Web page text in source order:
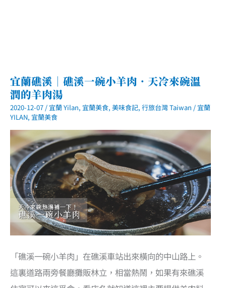
宜蘭礁溪｜礁溪一碗小羊肉．天冷來碗溫
潤的羊肉湯
2020-12-07 / 宜蘭 Yilan, 宜蘭美食, 美味食記, 行旅台灣 Taiwan / 宜蘭
YILAN, 宜蘭美食
「礁溪一碗小羊肉」在礁溪車站出來橫向的中山路上。
這裏道路兩旁餐廳攤販林立，相當熱鬧，如果有來礁溪